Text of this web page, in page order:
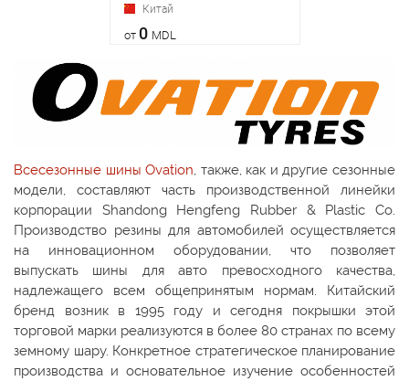
Китай
от 0 MDL
Всесезонные шины Ovation, также, как и другие сезонные
модели, составляют часть производственной линейки
корпорации Shandong Hengfeng Rubber & Plastic Co.
Производство резины для автомобилей осуществляется
на инновационном оборудовании, что позволяет
выпускать шины для авто превосходного качества,
надлежащего всем общепринятым нормам. Китайский
бренд возник в 1995 году и сегодня покрышки этой
торговой марки реализуются в более 80 странах по всему
земному шару. Конкретное стратегическое планирование
производства и основательное изучение особенностей